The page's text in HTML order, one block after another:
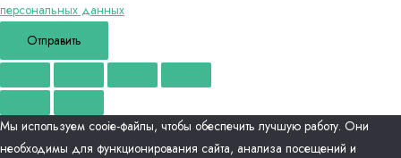
персональных данных
Отправить
Мы используем сооіе-файлы, чтобы обеспечить лучшую работу. Они
необходимы для функционирования сайта, анализа посещений и